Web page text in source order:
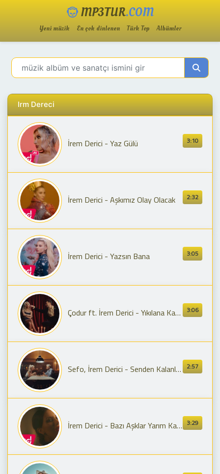
MP3TUR.COM
Yeni müzik En çok dinlenen Türk Top Albümler
Irm Dereci
3:10
İrem Derici - Yaz Gülü
2:32
İrem Derici - Aşkımız Olay Olacak
3:05
İrem Derici - Yazsın Bana
3:06
Çodur ft. İrem Derici - Yıkılana Kadar (Official Video)
2:57
Sefo, İrem Derici - Senden Kalanlar (Official Video)
3:29
İrem Derici - Bazı Aşklar Yarım Kalmalı